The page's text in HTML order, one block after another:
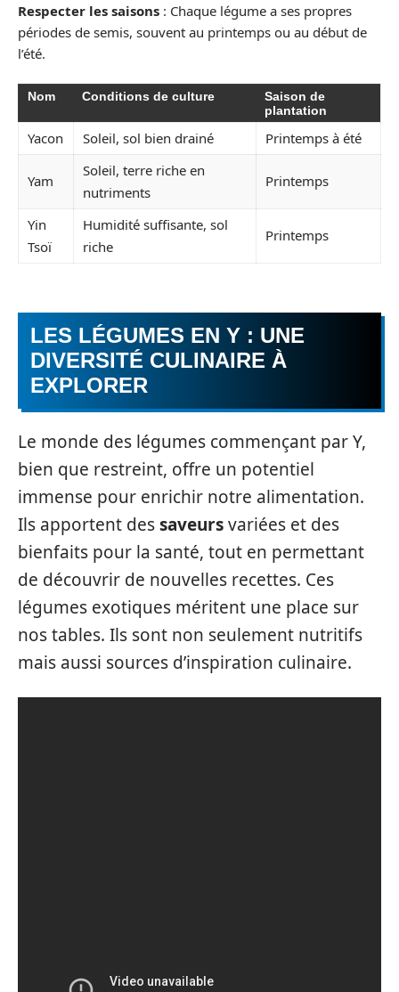
Respecter les saisons : Chaque légume a ses propres
périodes de semis, souvent au printemps ou au début de
l’été.
Nom Conditions de culture
Saison de
plantation
Yacon Soleil, sol bien drainé Printemps à été
Yam
Soleil, terre riche en
nutriments
Printemps
Yin
Tsoï
Humidité suffisante, sol
riche
Printemps
LES LÉGUMES EN Y : UNE
DIVERSITÉ CULINAIRE À
EXPLORER
Le monde des légumes commençant par Y,
bien que restreint, offre un potentiel
immense pour enrichir notre alimentation.
Ils apportent dessaveursvariées et des
bienfaits pour la santé, tout en permettant
de découvrir de nouvelles recettes. Ces
légumes exotiques méritent une place sur
nos tables. Ils sont non seulement nutritifs
mais aussi sources d’inspiration culinaire.